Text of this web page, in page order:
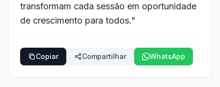
transformam cada sessão em oportunidade
de crescimento para todos."
Copiar Compartilhar WhatsApp